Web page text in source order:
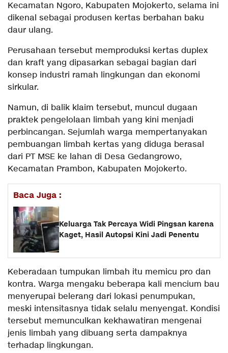
Kecamatan Ngoro, Kabupaten Mojokerto, selama ini
dikenal sebagai produsen kertas berbahan baku
daur ulang.
Perusahaan tersebut memproduksi kertas duplex
dan kraft yang dipasarkan sebagai bagian dari
konsep industri ramah lingkungan dan ekonomi
sirkular.
Namun, di balik klaim tersebut, muncul dugaan
praktek pengelolaan limbah yang kini menjadi
perbincangan. Sejumlah warga mempertanyakan
pembuangan limbah kertas yang diduga berasal
dari PT MSE ke lahan di Desa Gedangrowo,
Kecamatan Prambon, Kabupaten Mojokerto.
Baca Juga :
Keluarga Tak Percaya Widi Pingsan karena
Kaget, Hasil Autopsi Kini Jadi Penentu
Keberadaan tumpukan limbah itu memicu pro dan
kontra. Warga mengaku beberapa kali mencium bau
menyerupai belerang dari lokasi penumpukan,
meski intensitasnya tidak selalu menyengat. Kondisi
tersebut memunculkan kekhawatiran mengenai
jenis limbah yang dibuang serta dampaknya
terhadap lingkungan.